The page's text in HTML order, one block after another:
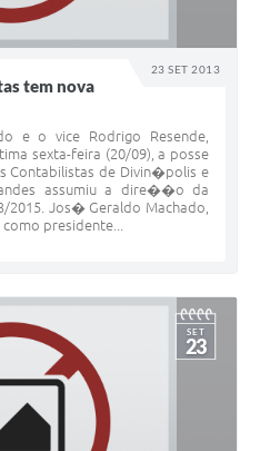
23 SET 2013
tem nova
e o vice Rodrigo Resende,
sexta-feira (20/09), a posse
Contabilistas de Divin�polis e
assumiu a dire��o da
Jos� Geraldo Machado,
presidente...
SET
23